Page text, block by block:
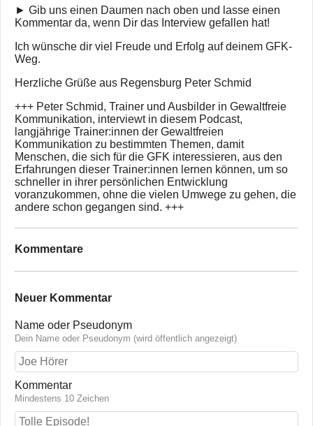
► Gib uns einen Daumen nach oben und lasse einen
Kommentar da, wenn Dir das Interview gefallen hat!
Ich wünsche dir viel Freude und Erfolg auf deinem GFK-
Weg.
Herzliche Grüße aus Regensburg Peter Schmid
+++ Peter Schmid, Trainer und Ausbilder in Gewaltfreie
Kommunikation, interviewt in diesem Podcast,
langjährige Trainer:innen der Gewaltfreien
Kommunikation zu bestimmten Themen, damit
Menschen, die sich für die GFK interessieren, aus den
Erfahrungen dieser Trainer:innen lernen können, um so
schneller in ihrer persönlichen Entwicklung
voranzukommen, ohne die vielen Umwege zu gehen, die
andere schon gegangen sind. +++
Kommentare
Neuer Kommentar
Name oder Pseudonym
Dein Name oder Pseudonym (wird öffentlich angezeigt)
Kommentar
Mindestens 10 Zeichen